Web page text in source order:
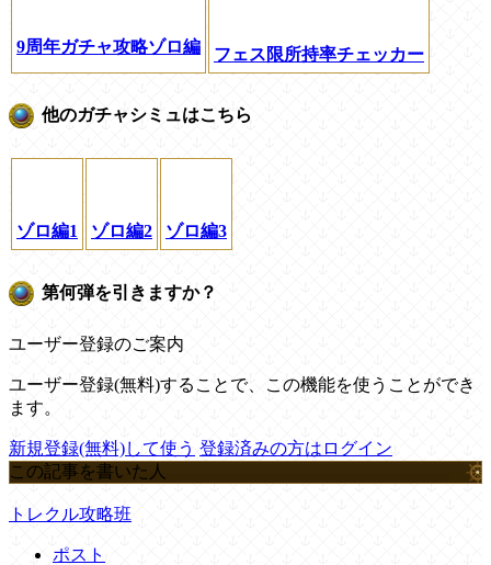
9周年ガチャ攻略ゾロ編 フェス限所持率チェッカー
他のガチャシミュはこちら
ゾロ編1 ゾロ編2 ゾロ編3
第何弾を引きますか？
ユーザー登録のご案内
ユーザー登録(無料)することで、この機能を使うことができ
ます。
新規登録(無料)して使う 登録済みの方はログイン
この記事を書いた人
トレクル攻略班
ポスト